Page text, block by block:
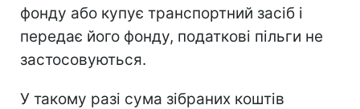
фонду або купує транспортний засіб і
передає його фонду, податкові пільги не
застосовуються.
У такому разі сума зібраних коштів